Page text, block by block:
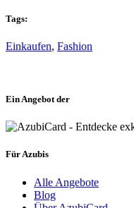
Tags:
Einkaufen, Fashion
Ein Angebot der
Für Azubis
Alle Angebote
Blog